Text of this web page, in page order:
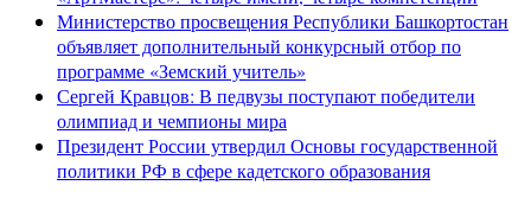
Министерство просвещения Республики Башкортостан
объявляет дополнительный конкурсный отбор по
программе «Земский учитель»
Сергей Кравцов: В педвузы поступают победители
олимпиад и чемпионы мира
Президент России утвердил Основы государственной
политики РФ в сфере кадетского образования